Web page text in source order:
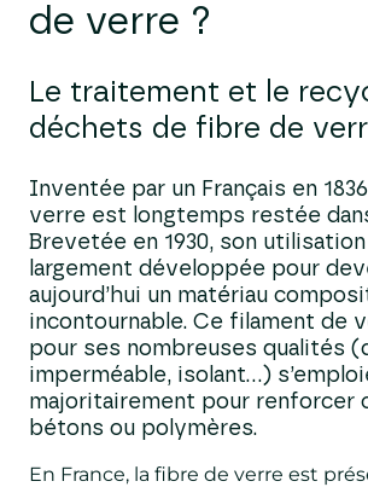
de verre ?
Le traitement et le
déchets de fibre de
Inventée par un Français en
verre est longtemps restée
Brevetée en 1930, son utilisation
largement développée pour
aujourd’hui un matériau
incontournable. Ce filament de
pour ses nombreuses qualités
imperméable, isolant…)
majoritairement pour renforcer
bétons ou polymères.
En France, la fibre de verre est